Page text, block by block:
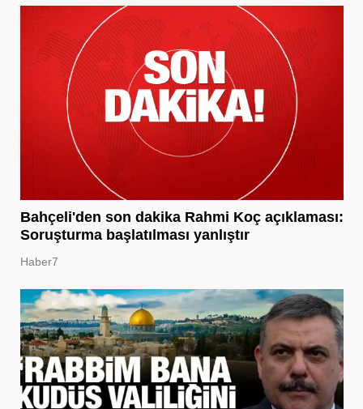
Bahçeli'den son dakika Rahmi Koç açıklaması:
Soruşturma başlatılması yanlıştır
Haber7